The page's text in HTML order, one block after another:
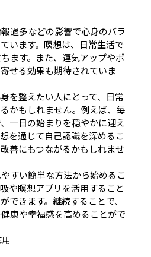
過多などの影響で心身のバラ
います。瞑想は、日常生活で
ます。また、運気アップやポ
せる効果も期待されていま
を整えたい人にとって、日常
かもしれません。例えば、毎
一日の始まりを穏やかに迎え
を通じて自己認識を深めるこ
善にもつながるかもしれませ
すい簡単な方法から始めるこ
や瞑想アプリを活用すること
できます。継続することで、
康や幸福感を高めることがで